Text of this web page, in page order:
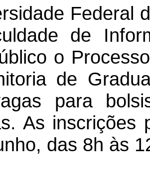
Federal
de
o
de
para
As inscrições
das 8h às